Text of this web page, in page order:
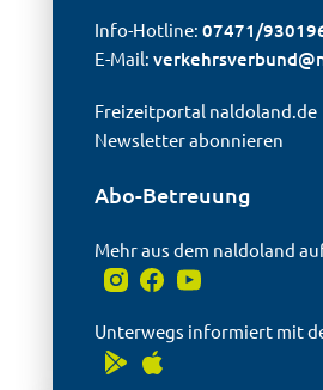
Info-Hotline: 07471/
E-Mail: verkehrsverbund@
Freizeitportal naldoland.de
Newsletter abonnieren
Abo-Betreuung
Mehr aus dem naldoland
Unterwegs informiert mit